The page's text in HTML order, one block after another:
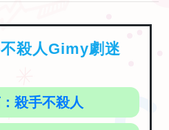
殺人Gimy劇迷
殺手不殺人